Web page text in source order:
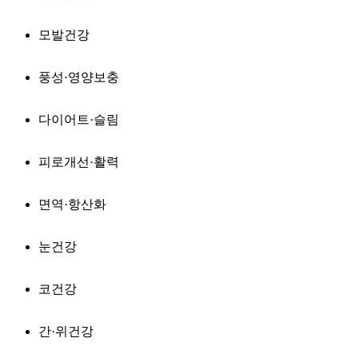
모발건강
풍성·영양보충
다이어트·슬림
피로개선·활력
면역·항산화
눈건강
코건강
간·위건강